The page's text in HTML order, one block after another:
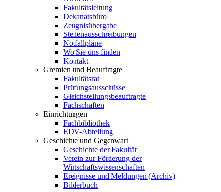
Fakultätsleitung
Dekanatsbüro
Zeugnisübergabe
Stellenausschreibungen
Notfallpläne
Wo Sie uns finden
Kontakt
Gremien und Beauftragte
Fakultätsrat
Prüfungsausschüsse
Gleichstellungsbeauftragte
Fachschaften
Einrichtungen
Fachbibliothek
EDV-Abteilung
Geschichte und Gegenwart
Geschichte der Fakultät
Verein zur Förderung der
Wirtschaftswissenschaften
Ereignisse und Meldungen (Archiv)
Bilderbuch